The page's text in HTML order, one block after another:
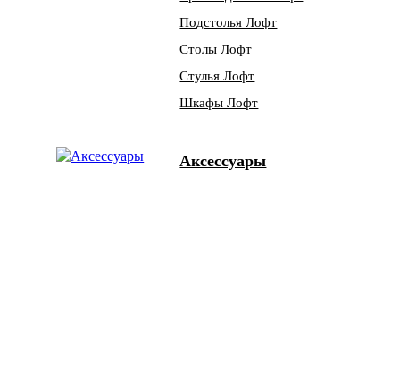
Подстолья Лофт
Столы Лофт
Стулья Лофт
Шкафы Лофт
Аксессуары